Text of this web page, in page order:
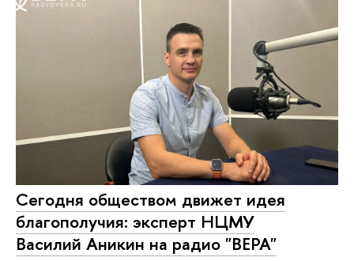
Сегодня обществом движет идея
благополучия: эксперт НЦМУ
Василий Аникин на радио "ВЕРА"